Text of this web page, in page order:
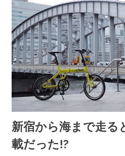
新宿から海まで走る
載だった!?